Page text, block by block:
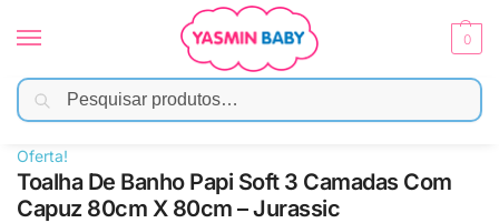
0
Início Banho / Toalha de Banho /
Oferta!
Toalha De Banho Papi Soft 3 Camadas Com
Capuz 80cm X 80cm – Jurassic